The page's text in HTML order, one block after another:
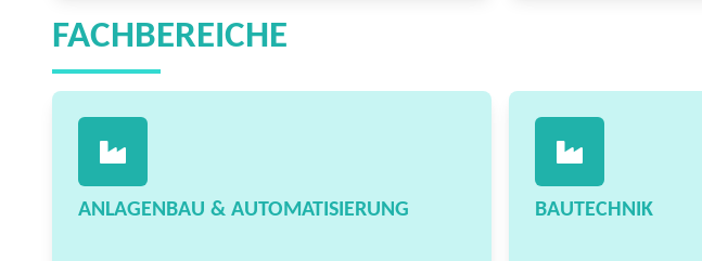
FACHBEREICHE
ANLAGENBAU & AUTOMATISIERUNG BAUTECHNIK